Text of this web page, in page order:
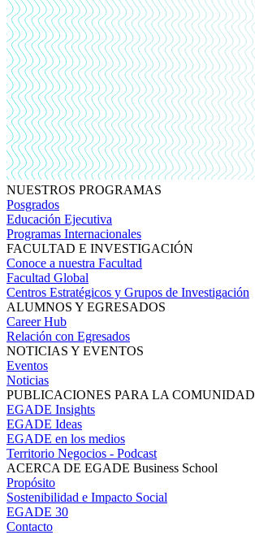
NUESTROS PROGRAMAS
Posgrados
Educación Ejecutiva
Programas Internacionales
FACULTAD E INVESTIGACIÓN
Conoce a nuestra Facultad
Facultad Global
Centros Estratégicos y Grupos de Investigación
ALUMNOS Y EGRESADOS
Career Hub
Relación con Egresados
NOTICIAS Y EVENTOS
Eventos
Noticias
PUBLICACIONES PARA LA COMUNIDAD
EGADE Insights
EGADE Ideas
EGADE en los medios
Territorio Negocios - Podcast
ACERCA DE EGADE Business School
Propósito
Sostenibilidad e Impacto Social
EGADE 30
Contacto